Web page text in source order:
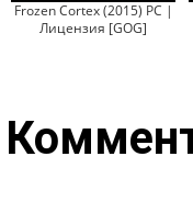
Frozen Cortex (2015) PC |
Лицензия [GOG]